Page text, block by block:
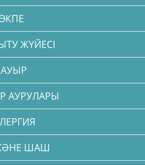
ЖҮЙЕСІ
АУРУЛАРЫ
ШАШ